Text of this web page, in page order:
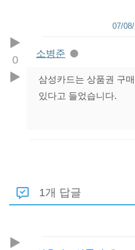
0
07/
소병준
삼성카드는 상품권 구
있다고 들었습니다.
1개 답글